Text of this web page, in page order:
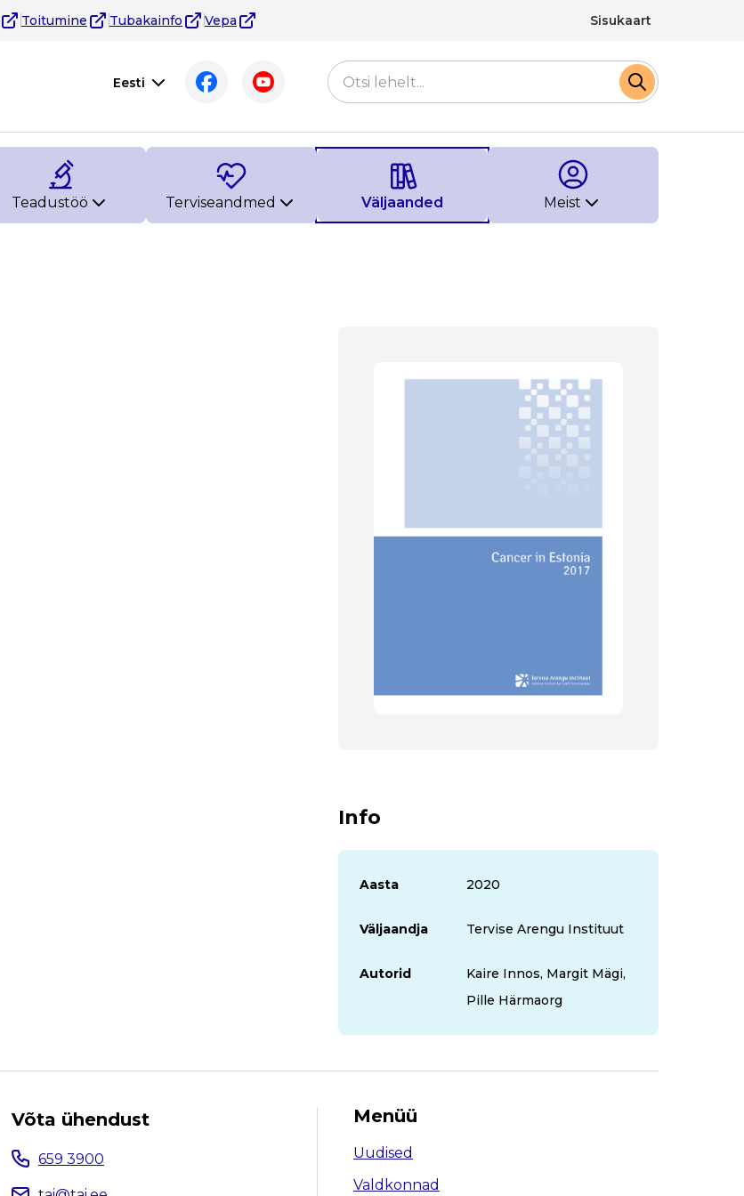
Toitumine Tubakainfo Vepa Sisukaart
Eesti
Teadustöö Terviseandmed Väljaanded Meist
Info
Aasta 2020
Väljaandja Tervise Arengu Instituut
Autorid
Kaire Innos, Margit Mägi,
Pille Härmaorg
Võta ühendust
659 3900
Menüü
Uudised
Valdkonnad